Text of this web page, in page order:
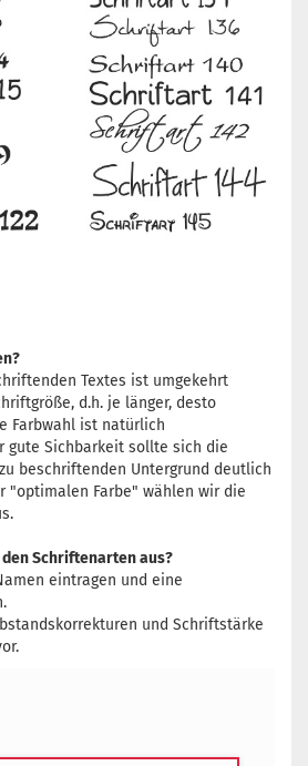
Textes ist umgekehrt
d.h. je länger, desto
Farbwahl ist natürlich
gute Sichbarkeit sollte sich die
beschriftenden Untergrund deutlich
"optimalen Farbe" wählen wir die
Schriftenarten aus?
eintragen und eine
und Schriftstärke